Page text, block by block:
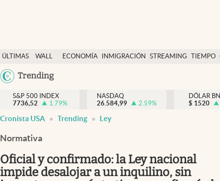
ÚLTIMAS
NOTICIAS
WALL
DÓLAR
ECONOMÍA INMIGRACIÓN STREAMING TIEMPO
México
Trending
Finanzas y economía
Wall Street y dólar
Inmigración
Espiritual
S&P 500 INDEX
7736,52
1.79%
NASDAQ
26.584,99
2.59%
DÓLAR
$ 1520
Cronista USA Trending Ley
Normativa
Oficial y confirmado: la Ley nacional
impide desalojar a un inquilino, sin